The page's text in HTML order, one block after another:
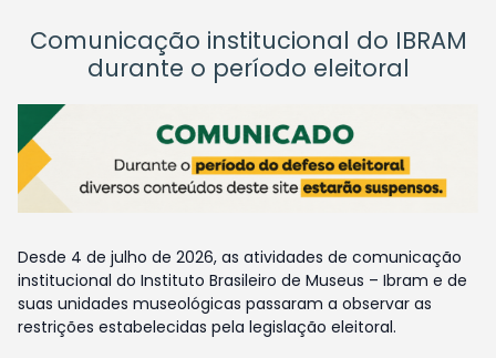
Comunicação institucional do IBRAM
durante o período eleitoral
Desde 4 de julho de 2026, as atividades de comunicação
institucional do Instituto Brasileiro de Museus – Ibram e de
suas unidades museológicas passaram a observar as
restrições estabelecidas pela legislação eleitoral.